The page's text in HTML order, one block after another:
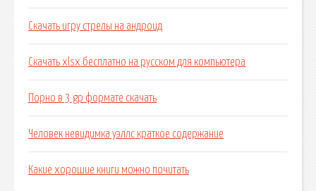
Скачать игру стрелы на андроид
Скачать xlsx бесплатно на русском для компьютера
Порно в 3 gp формате скачать
Человек невидимка уэллс краткое содержание
Какие хорошие книги можно почитать